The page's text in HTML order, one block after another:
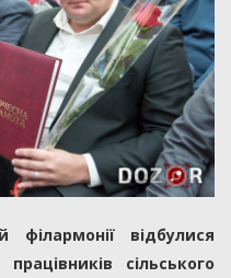
філармонії відбулися
сільського